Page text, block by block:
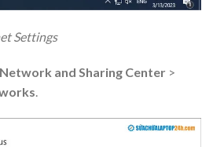
Settings
Network and Sharing Center >
.